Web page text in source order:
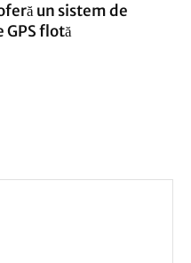
un sistem de
flotă